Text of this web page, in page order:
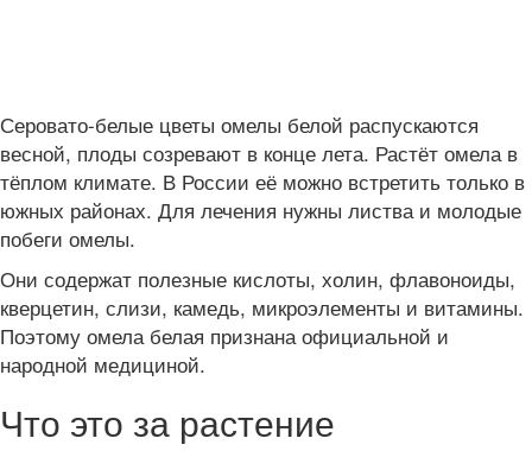
Серовато-белые цветы омелы белой распускаются
весной, плоды созревают в конце лета. Растёт омела в
тёплом климате. В России её можно встретить только в
южных районах. Для лечения нужны листва и молодые
побеги омелы.
Они содержат полезные кислоты, холин, флавоноиды,
кверцетин, слизи, камедь, микроэлементы и витамины.
Поэтому омела белая признана официальной и
народной медициной.
Что это за растение